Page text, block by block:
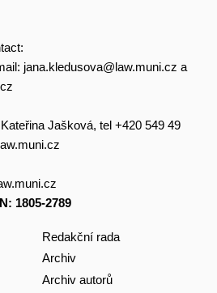
jana.kledusova@law.muni.cz a
Jašková, tel +420 549 49
1805-2789
Redakční rada
Archiv
Archiv autorů